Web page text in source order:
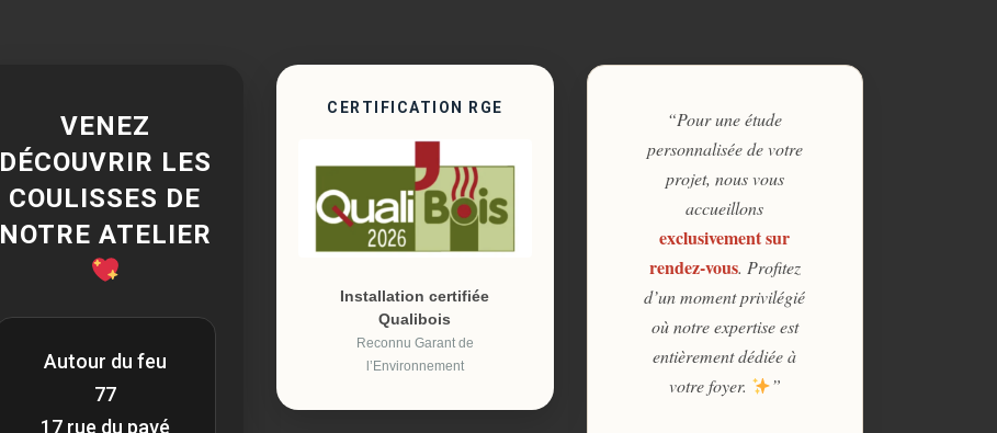
VENEZ
DÉCOUVRIR LES
COULISSES DE
NOTRE ATELIER
Autour du feu
77
17 rue du pavé
CERTIFICATION RGE
Installation certifiée
Qualibois
Reconnu Garant de
l’Environnement
“Pour une étude
personnalisée de votre
projet, nous vous
accueillons
exclusivement sur
rendez-vous. Profitez
d’un moment privilégié
où notre expertise est
entièrement dédiée à
votre foyer.
”